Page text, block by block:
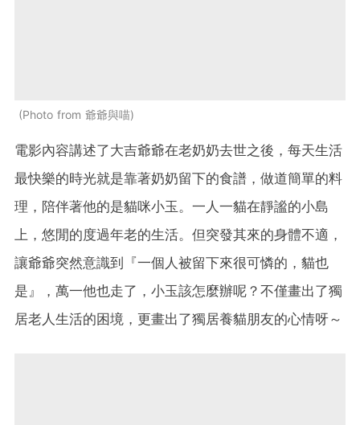
Photo from 爺爺與喵
電影內容講述了大吉爺爺在老奶奶去世之後，每天生活
最快樂的時光就是靠著奶奶留下的食譜，做道簡單的料
理，陪伴著他的是貓咪小玉。一人一貓在靜謐的小島
上，悠閒的度過年老的生活。但突發其來的身體不適，
讓爺爺突然意識到『一個人被留下來很可憐的，貓也
是』，萬一他也走了，小玉該怎麼辦呢？不僅畫出了獨
居老人生活的困境，更畫出了獨居養貓朋友的心情呀～